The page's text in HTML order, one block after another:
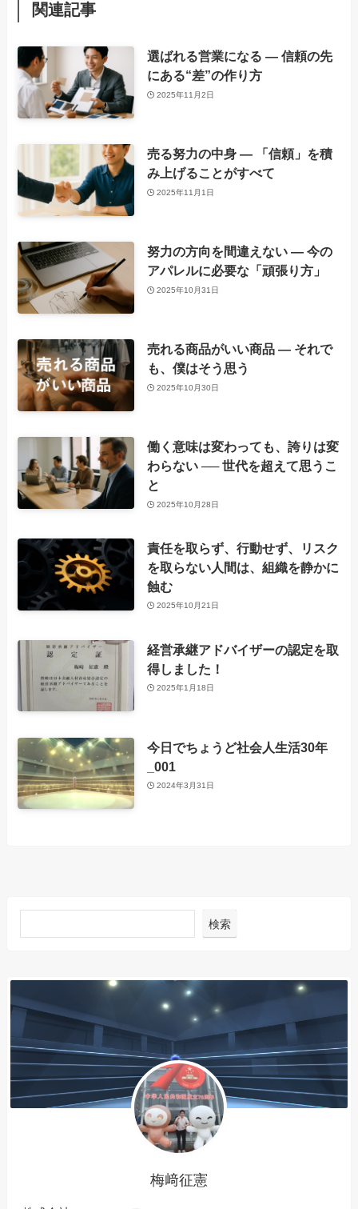
関連記事
選ばれる営業になる ― 信頼の先
にある“差”の作り方
2025年11月2日
売る努力の中身 ― 「信頼」を積
み上げることがすべて
2025年11月1日
努力の方向を間違えない ― 今の
アパレルに必要な「頑張り方」
2025年10月31日
売れる商品がいい商品 ― それで
も、僕はそう思う
2025年10月30日
働く意味は変わっても、誇りは変
わらない ── 世代を超えて思うこ
と
2025年10月28日
責任を取らず、行動せず、リスク
を取らない人間は、組織を静かに
蝕む
2025年10月21日
経営承継アドバイザーの認定を取
得しました！
2025年1月18日
今日でちょうど社会人生活30年
_001
2024年3月31日
検索
梅﨑征憲